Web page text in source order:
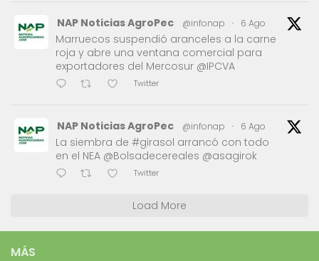
NAP Noticias AgroPec @infonap · 6 Ago
Marruecos suspendió aranceles a la carne
roja y abre una ventana comercial para
exportadores del Mercosur @IPCVA
Twitter
NAP Noticias AgroPec @infonap · 6 Ago
La siembra de #girasol arrancó con todo
en el NEA @Bolsadecereales @asagirok
Twitter
Load More
MÁS